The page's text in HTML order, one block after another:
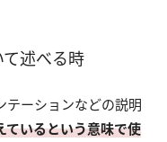
述べる時
テーションなどの説明
ているという意味で使